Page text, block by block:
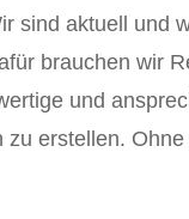
sind aktuell und
brauchen wir
und
erstellen.